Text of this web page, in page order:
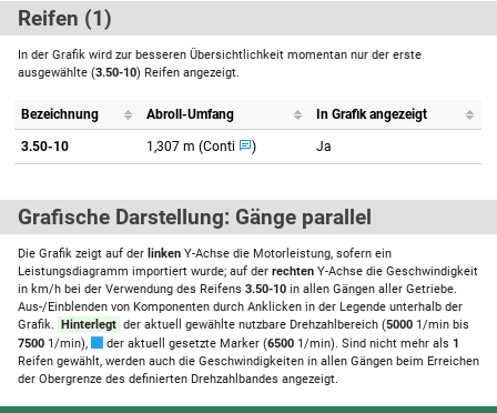
Reifen (1)
In der Grafik wird zur besseren Übersichtlichkeit momentan nur der erste
ausgewählte (3.50-10) Reifen angezeigt.
Bezeichnung Abroll-Umfang In Grafik angezeigt
3.50-10 1,307 m (Conti ) Ja
Grafische Darstellung: Gänge parallel
Die Grafik zeigt auf der linken Y-Achse die Motorleistung, sofern ein
Leistungsdiagramm importiert wurde; auf der rechten Y-Achse die Geschwindigkeit
in km/h bei der Verwendung des Reifens 3.50-10 in allen Gängen aller Getriebe.
Aus-/Einblenden von Komponenten durch Anklicken in der Legende unterhalb der
Grafik. Hinterlegt der aktuell gewählte nutzbare Drehzahlbereich (5000 1/min bis
7500 1/min), der aktuell gesetzte Marker (6500 1/min). Sind nicht mehr als 1
Reifen gewählt, werden auch die Geschwindigkeiten in allen Gängen beim Erreichen
der Obergrenze des definierten Drehzahlbandes angezeigt.